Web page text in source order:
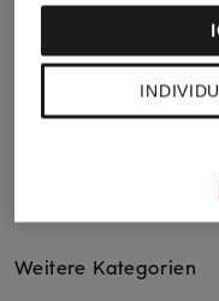
Ursprünglich:
Weitere Kategorien